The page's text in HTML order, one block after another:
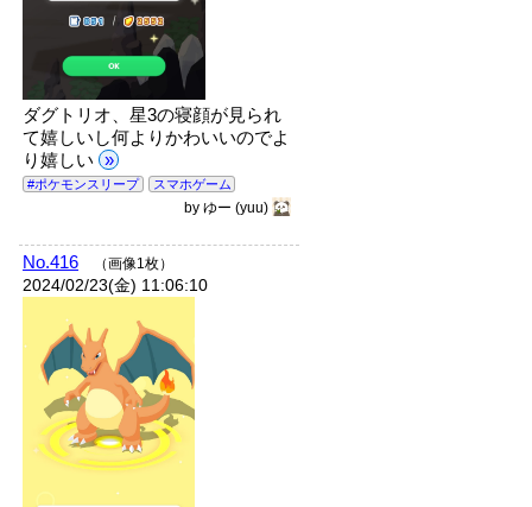
ダグトリオ、星3の寝顔が見られ
て嬉しいし何よりかわいいのでよ
り嬉しい »
#ポケモンスリープ スマホゲーム
byゆー(yuu)
No.416 （画像1枚）
2024/02/23(金) 11:06:10